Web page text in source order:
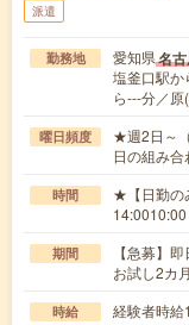
派遣
勤務地 愛知県名
塩釜口駅か
ら---分／
曜日頻度
★週2日～
日の組み合
時間
★【日勤の
期間
【急募】
お試し2カ
時給
経験者時